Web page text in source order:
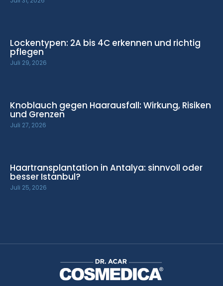
Lockentypen: 2A bis 4C erkennen und richtig
pflegen
Juli 29, 2026
Knoblauch gegen Haarausfall: Wirkung, Risiken
und Grenzen
Juli 27, 2026
Haartransplantation in Antalya: sinnvoll oder
besser Istanbul?
Juli 25, 2026